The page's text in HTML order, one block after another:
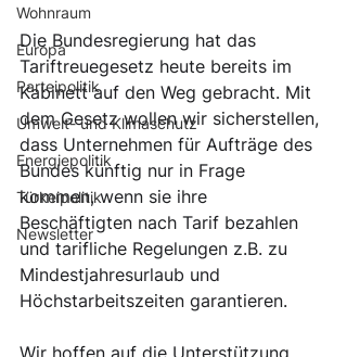
Wohnraum
Europa
Parteipolitik
Umwelt- und Klimaschutz
Energiepolitik
Türkeipolitik
Newsletter
Die Bundesregierung hat das
Tariftreuegesetz heute bereits im
Kabinett auf den Weg gebracht. Mit
dem Gesetz wollen wir sicherstellen,
dass Unternehmen für Aufträge des
Bundes künftig nur in Frage
kommen, wenn sie ihre
Beschäftigten nach Tarif bezahlen
und tarifliche Regelungen z.B. zu
Mindestjahresurlaub und
Höchstarbeitszeiten garantieren.
Wir hoffen auf die Unterstützung